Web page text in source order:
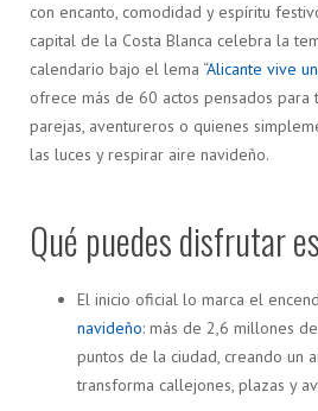
con encanto, comodidad y espíritu
capital de la Costa Blanca celebra la
calendario bajo el lema “Alicante vive
ofrece más de 60 actos pensados para
parejas, aventureros o quienes
las luces y respirar aire navideño.
Qué puedes disfrutar
El inicio oficial lo marca el
navideño: más de 2,6 millones
puntos de la ciudad, creando un
transforma callejones, plazas y